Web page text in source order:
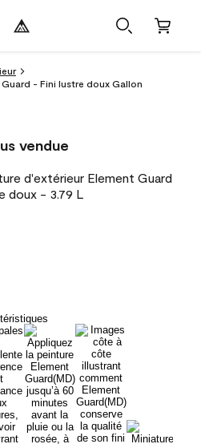
- Fini lustre doux Gallon
vendue